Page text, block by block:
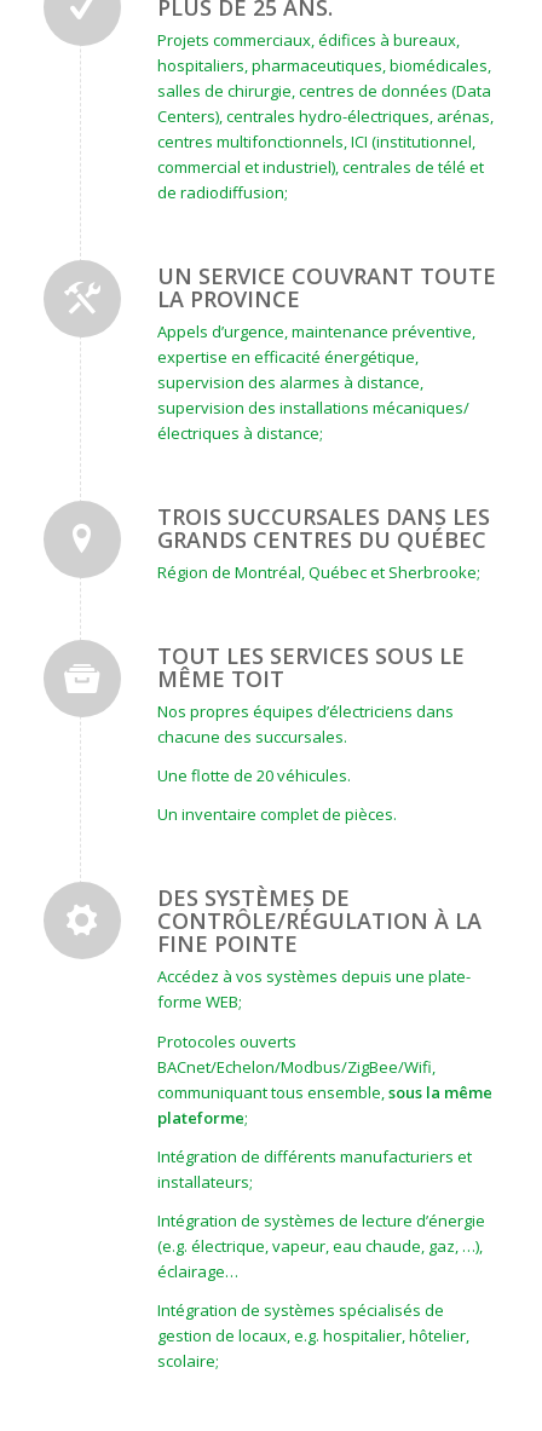
PLUS DE 25 ANS.
Projets commerciaux, édifices à bureaux,
hospitaliers, pharmaceutiques, biomédicales,
salles de chirurgie, centres de données (Data
Centers), centrales hydro-électriques, arénas,
centres multifonctionnels, ICI (institutionnel,
commercial et industriel), centrales de télé et
de radiodiffusion;
UN SERVICE COUVRANT TOUTE
LA PROVINCE
Appels d’urgence, maintenance préventive,
expertise en efficacité énergétique,
supervision des alarmes à distance,
supervision des installations mécaniques/
électriques à distance;
TROIS SUCCURSALES DANS LES
GRANDS CENTRES DU QUÉBEC
Région de Montréal, Québec et Sherbrooke;
TOUT LES SERVICES SOUS LE
MÊME TOIT
Nos propres équipes d’électriciens dans
chacune des succursales.
Une flotte de 20 véhicules.
Un inventaire complet de pièces.
DES SYSTÈMES DE
CONTRÔLE/RÉGULATION À LA
FINE POINTE
Accédez à vos systèmes depuis une plate-
forme WEB;
Protocoles ouverts
BACnet/Echelon/Modbus/ZigBee/Wifi,
communiquant tous ensemble, sous la même
plateforme;
Intégration de différents manufacturiers et
installateurs;
Intégration de systèmes de lecture d’énergie
(e.g. électrique, vapeur, eau chaude, gaz, …),
éclairage…
Intégration de systèmes spécialisés de
gestion de locaux, e.g. hospitalier, hôtelier,
scolaire;